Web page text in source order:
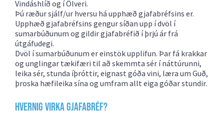
Vindáshlíð og í Ölveri.
Þú ræður sjálf/ur hversu há upphæð gjafabréfsins er.
Upphæð gjafabréfsins gengur síðan upp í dvöl í
sumarbúðunum og gildir gjafabréfið í þrjú ár frá
útgáfudegi.
Dvöl í sumarbúðunum er einstök upplifun. Þar fá krakkar
og unglingar tækifæri til að skemmta sér í náttúrunni,
leika sér, stunda íþróttir, eignast góða vini, læra um Guð,
þroska hæfileika sína og umfram allt eiga góðar stundir.
Hvernig virka gjafabréf?